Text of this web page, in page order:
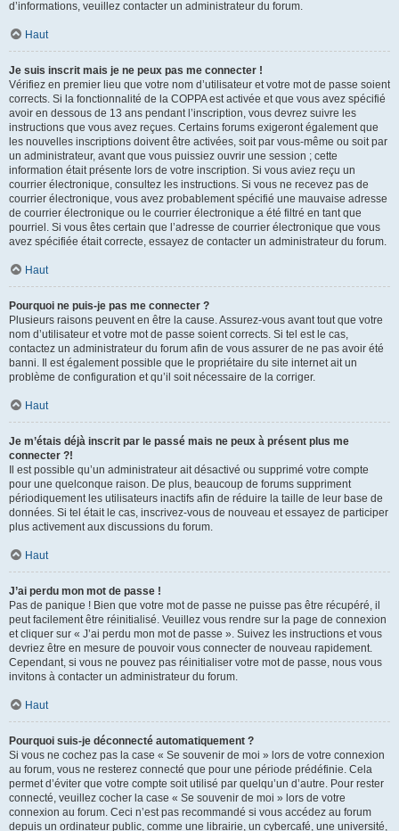
d’informations, veuillez contacter un administrateur du forum.
Haut
Je suis inscrit mais je ne peux pas me connecter !
Vérifiez en premier lieu que votre nom d’utilisateur et votre mot de passe soient
corrects. Si la fonctionnalité de la COPPA est activée et que vous avez spécifié
avoir en dessous de 13 ans pendant l’inscription, vous devrez suivre les
instructions que vous avez reçues. Certains forums exigeront également que
les nouvelles inscriptions doivent être activées, soit par vous-même ou soit par
un administrateur, avant que vous puissiez ouvrir une session ; cette
information était présente lors de votre inscription. Si vous aviez reçu un
courrier électronique, consultez les instructions. Si vous ne recevez pas de
courrier électronique, vous avez probablement spécifié une mauvaise adresse
de courrier électronique ou le courrier électronique a été filtré en tant que
pourriel. Si vous êtes certain que l’adresse de courrier électronique que vous
avez spécifiée était correcte, essayez de contacter un administrateur du forum.
Haut
Pourquoi ne puis-je pas me connecter ?
Plusieurs raisons peuvent en être la cause. Assurez-vous avant tout que votre
nom d’utilisateur et votre mot de passe soient corrects. Si tel est le cas,
contactez un administrateur du forum afin de vous assurer de ne pas avoir été
banni. Il est également possible que le propriétaire du site internet ait un
problème de configuration et qu’il soit nécessaire de la corriger.
Haut
Je m’étais déjà inscrit par le passé mais ne peux à présent plus me
connecter ?!
Il est possible qu’un administrateur ait désactivé ou supprimé votre compte
pour une quelconque raison. De plus, beaucoup de forums suppriment
périodiquement les utilisateurs inactifs afin de réduire la taille de leur base de
données. Si tel était le cas, inscrivez-vous de nouveau et essayez de participer
plus activement aux discussions du forum.
Haut
J’ai perdu mon mot de passe !
Pas de panique ! Bien que votre mot de passe ne puisse pas être récupéré, il
peut facilement être réinitialisé. Veuillez vous rendre sur la page de connexion
et cliquer sur « J’ai perdu mon mot de passe ». Suivez les instructions et vous
devriez être en mesure de pouvoir vous connecter de nouveau rapidement.
Cependant, si vous ne pouvez pas réinitialiser votre mot de passe, nous vous
invitons à contacter un administrateur du forum.
Haut
Pourquoi suis-je déconnecté automatiquement ?
Si vous ne cochez pas la case « Se souvenir de moi » lors de votre connexion
au forum, vous ne resterez connecté que pour une période prédéfinie. Cela
permet d’éviter que votre compte soit utilisé par quelqu’un d’autre. Pour rester
connecté, veuillez cocher la case « Se souvenir de moi » lors de votre
connexion au forum. Ceci n’est pas recommandé si vous accédez au forum
depuis un ordinateur public, comme une librairie, un cybercafé, une université,